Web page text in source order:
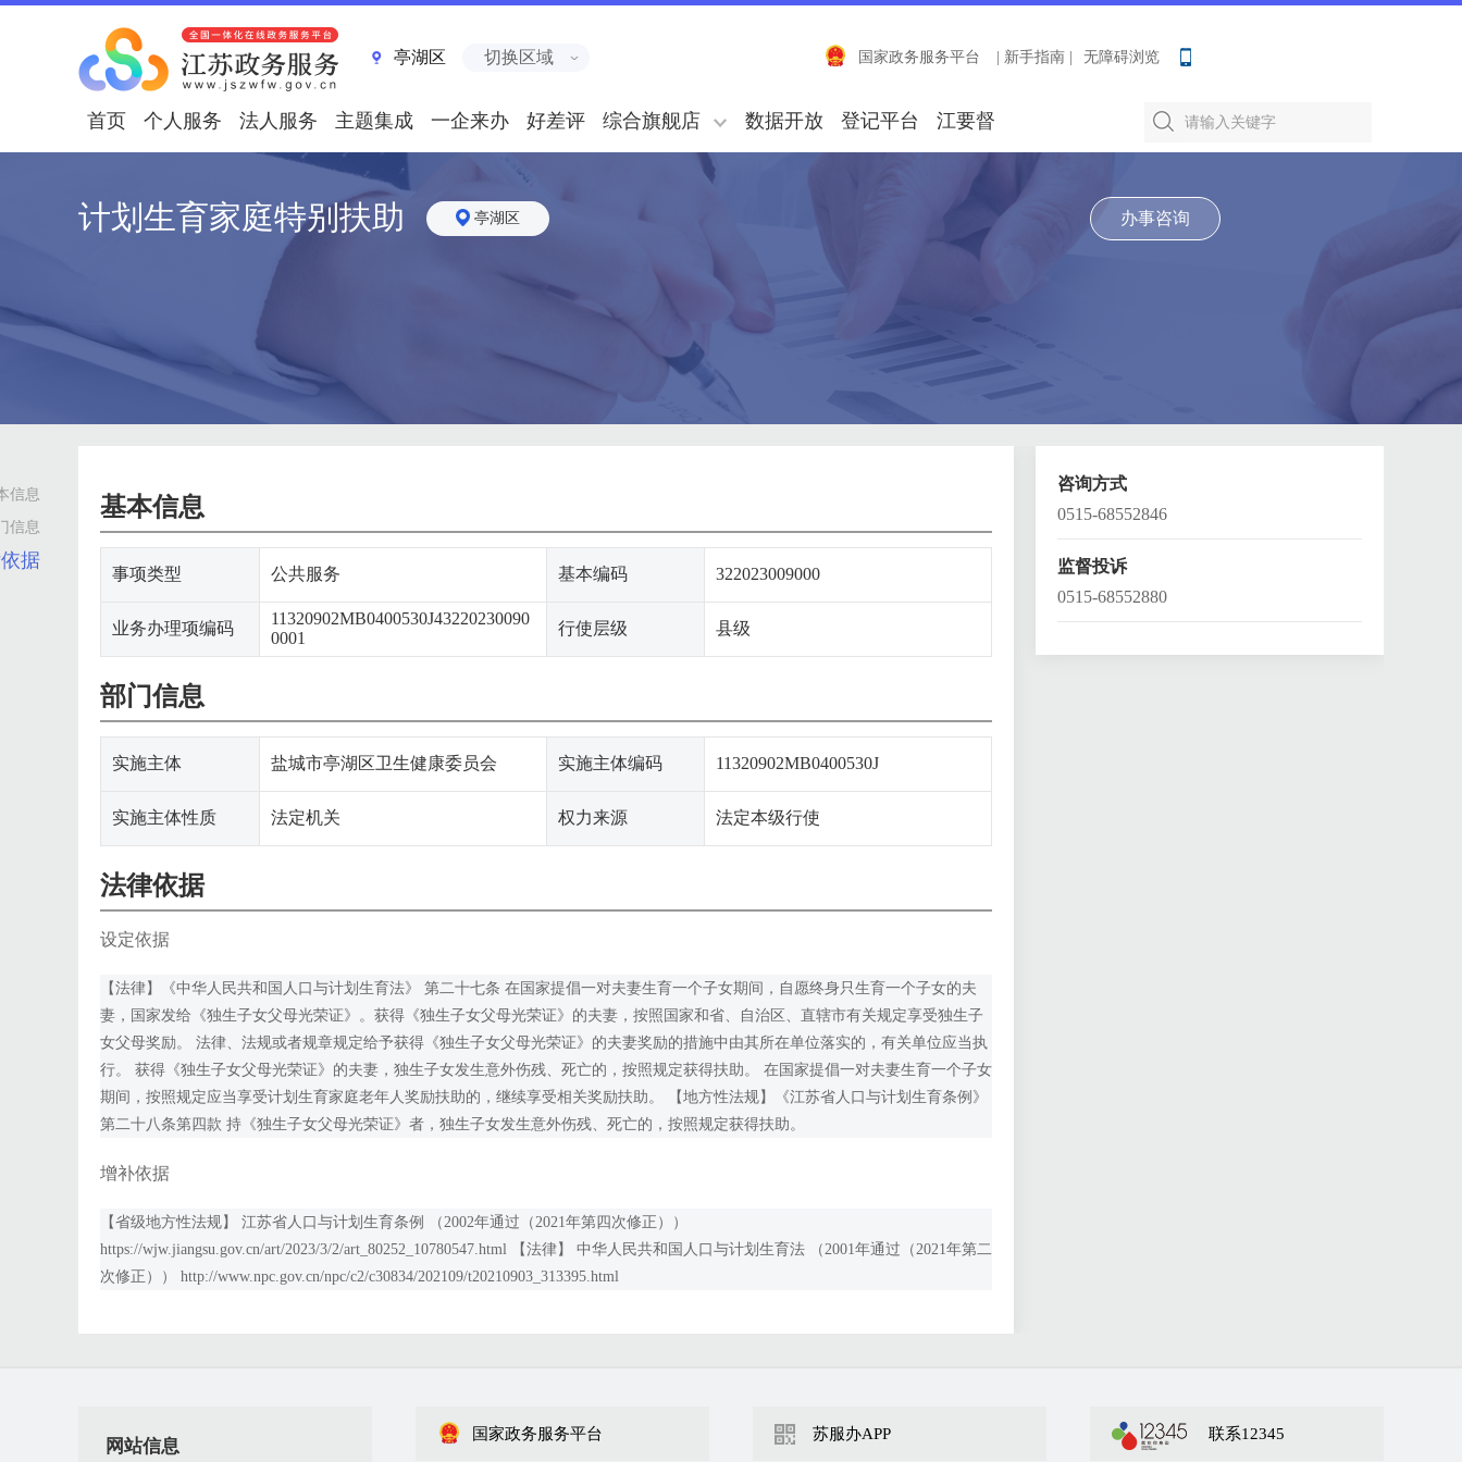
亭湖区 切换区域 国家政务服务平台 | 新手指南 | 无障碍浏览
首页 个人服务 法人服务 主题集成 一企来办 好差评 综合旗舰店 数据开放 登记平台 江要督
计划生育家庭特别扶助 亭湖区 办事咨询
信息
信息
据
基本信息
事项类型 公共服务 基本编码 322023009000
业务办理项编码
11320902MB0400530J43220230090
0001
行使层级 县级
部门信息
实施主体 盐城市亭湖区卫生健康委员会 实施主体编码 11320902MB0400530J
实施主体性质 法定机关 权力来源 法定本级行使
法律依据
设定依据
【法律】《中华人民共和国人口与计划生育法》 第二十七条 在国家提倡一对夫妻生育一个子女期间，自愿终身只生育一个子女的夫
妻，国家发给《独生子女父母光荣证》。获得《独生子女父母光荣证》的夫妻，按照国家和省、自治区、直辖市有关规定享受独生子
女父母奖励。 法律、法规或者规章规定给予获得《独生子女父母光荣证》的夫妻奖励的措施中由其所在单位落实的，有关单位应当执
行。 获得《独生子女父母光荣证》的夫妻，独生子女发生意外伤残、死亡的，按照规定获得扶助。 在国家提倡一对夫妻生育一个子女
期间，按照规定应当享受计划生育家庭老年人奖励扶助的，继续享受相关奖励扶助。 【地方性法规】《江苏省人口与计划生育条例》
第二十八条第四款 持《独生子女父母光荣证》者，独生子女发生意外伤残、死亡的，按照规定获得扶助。
增补依据
【省级地方性法规】 江苏省人口与计划生育条例 （2002年通过（2021年第四次修正））
https://wjw.jiangsu.gov.cn/art/2023/3/2/art_80252_10780547.html 【法律】 中华人民共和国人口与计划生育法 （2001年通过（2021年第二
次修正）） http://www.npc.gov.cn/npc/c2/c30834/202109/t20210903_313395.html
咨询方式
0515-68552846
监督投诉
0515-68552880
网站信息
国家政务服务平台 苏服办APP 联系12345